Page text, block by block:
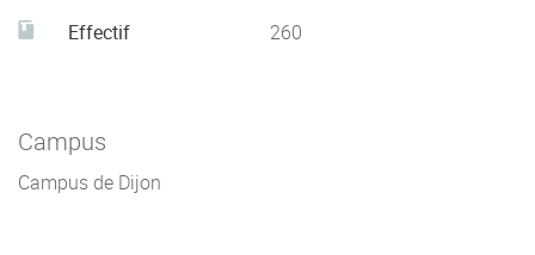
Effectif 260
Campus
Campus de Dijon